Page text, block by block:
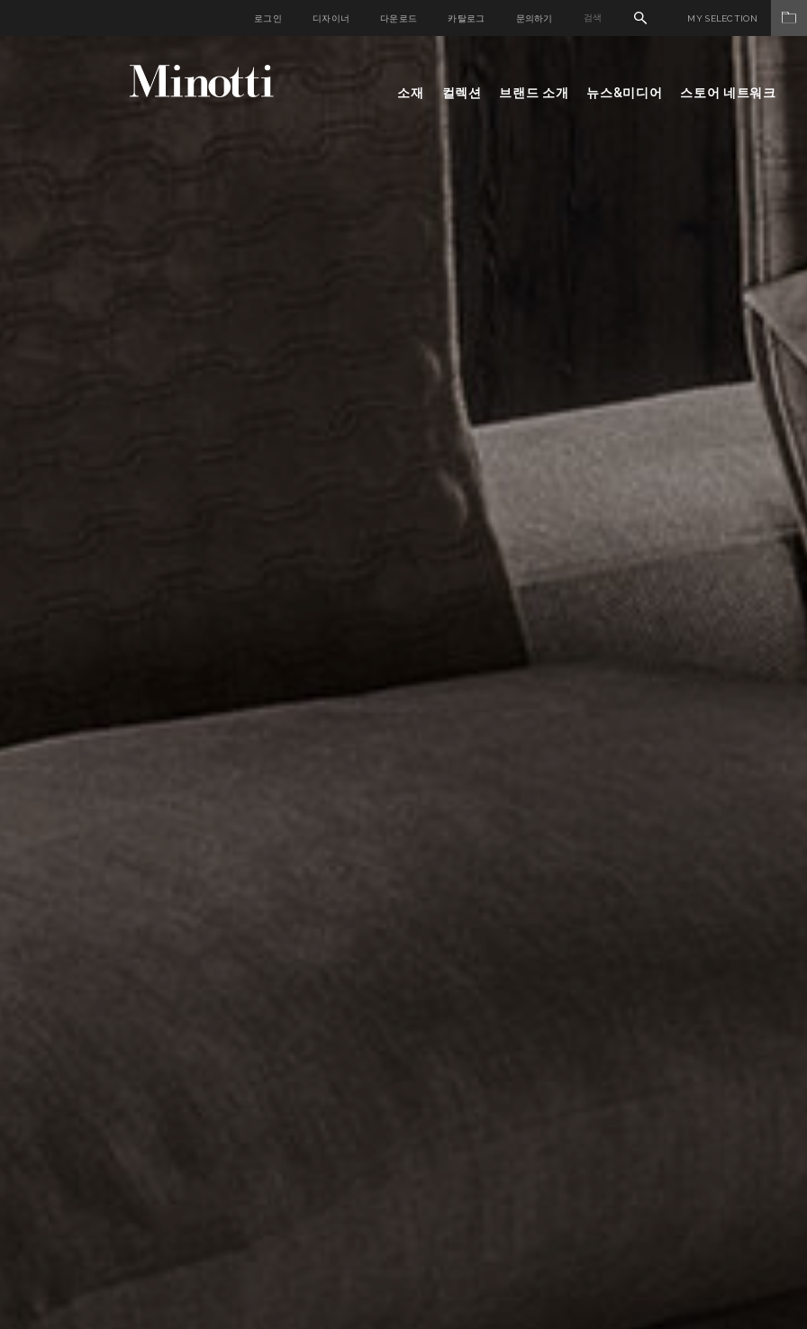
로그인 디자이너 다운로드 카탈로그 문의하기 MY SELECTION
소재 컬렉션 브랜드 소개 뉴스&미디어 스토어 네트워크